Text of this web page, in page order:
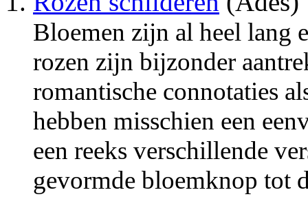
Bloemen zijn al heel lang
rozen zijn bijzonder
romantische connotaties
hebben misschien een
een reeks verschillende
gevormde bloemknop tot